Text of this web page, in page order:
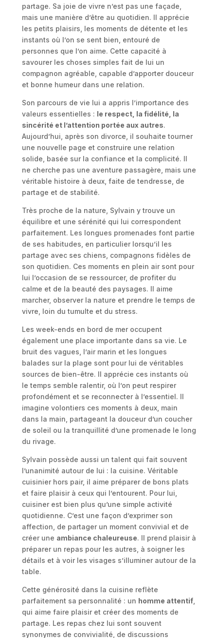
partage. Sa joie de vivre n’est pas une façade,
mais une manière d’être au quotidien. Il apprécie
les petits plaisirs, les moments de détente et les
instants où l’on se sent bien, entouré de
personnes que l’on aime. Cette capacité à
savourer les choses simples fait de lui un
compagnon agréable, capable d’apporter douceur
et bonne humeur dans une relation.
Son parcours de vie lui a appris l’importance des
valeurs essentielles : le respect, la fidélité, la
sincérité et l’attention portée aux autres.
Aujourd’hui, après son divorce, il souhaite tourner
une nouvelle page et construire une relation
solide, basée sur la confiance et la complicité. Il
ne cherche pas une aventure passagère, mais une
véritable histoire à deux, faite de tendresse, de
partage et de stabilité.
Très proche de la nature, Sylvain y trouve un
équilibre et une sérénité qui lui correspondent
parfaitement. Les longues promenades font partie
de ses habitudes, en particulier lorsqu’il les
partage avec ses chiens, compagnons fidèles de
son quotidien. Ces moments en plein air sont pour
lui l’occasion de se ressourcer, de profiter du
calme et de la beauté des paysages. Il aime
marcher, observer la nature et prendre le temps de
vivre, loin du tumulte et du stress.
Les week-ends en bord de mer occupent
également une place importante dans sa vie. Le
bruit des vagues, l’air marin et les longues
balades sur la plage sont pour lui de véritables
sources de bien-être. Il apprécie ces instants où
le temps semble ralentir, où l’on peut respirer
profondément et se reconnecter à l’essentiel. Il
imagine volontiers ces moments à deux, main
dans la main, partageant la douceur d’un coucher
de soleil ou la tranquillité d’une promenade le long
du rivage.
Sylvain possède aussi un talent qui fait souvent
l’unanimité autour de lui : la cuisine. Véritable
cuisinier hors pair, il aime préparer de bons plats
et faire plaisir à ceux qui l’entourent. Pour lui,
cuisiner est bien plus qu’une simple activité
quotidienne. C’est une façon d’exprimer son
affection, de partager un moment convivial et de
créer une ambiance chaleureuse. Il prend plaisir à
préparer un repas pour les autres, à soigner les
détails et à voir les visages s’illuminer autour de la
table.
Cette générosité dans la cuisine reflète
parfaitement sa personnalité : un homme attentif,
qui aime faire plaisir et créer des moments de
partage. Les repas chez lui sont souvent
synonymes de convivialité, de discussions